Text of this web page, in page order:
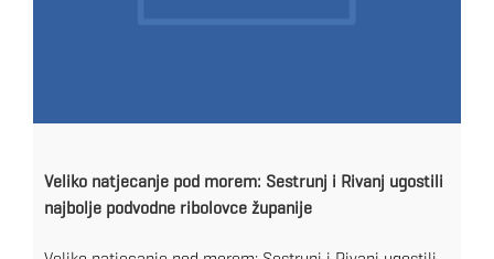
Veliko natjecanje pod morem: Sestrunj i Rivanj ugostili
najbolje podvodne ribolovce županije